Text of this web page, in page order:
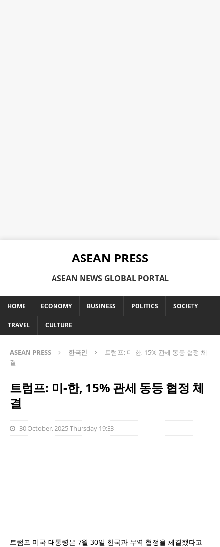
ASEAN PRESS
ASEAN NEWS GLOBAL PORTAL
HOME ECONOMY BUSINESS POLITICS SOCIETY
TRAVEL CULTURE
ASEAN PRESS 한국인
트럼프: 미-한, 15% 관세 동등 협정 체
결
트럼프: 미-한, 15% 관세 동등 협정 체
결
30 October, 2025 Thursday 19:33
트럼프 미국 대통령은 7월 30일 한국과 무역 협정을 체결했다고